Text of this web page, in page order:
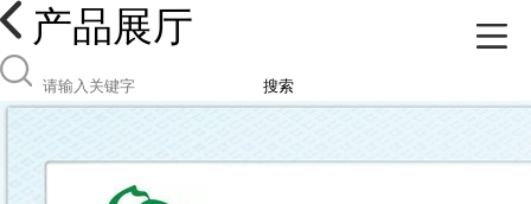
产品展厅
搜索